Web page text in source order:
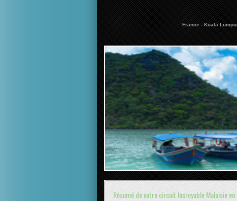
France - Kuala
Résumé de votre circuit Incroyable Malaisie en